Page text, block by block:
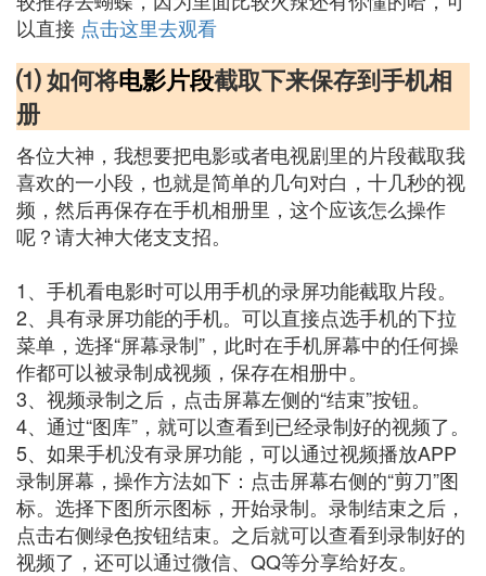
以直接 点击这里去观看
⑴ 如何将电影片段截取下来保存到手机相
册
各位大神，我想要把电影或者电视剧里的片段截取我
喜欢的一小段，也就是简单的几句对白，十几秒的视
频，然后再保存在手机相册里，这个应该怎么操作
呢？请大神大佬支支招。
1、手机看电影时可以用手机的录屏功能截取片段。
2、具有录屏功能的手机。可以直接点选手机的下拉
菜单，选择“屏幕录制”，此时在手机屏幕中的任何操
作都可以被录制成视频，保存在相册中。
3、视频录制之后，点击屏幕左侧的“结束”按钮。
4、通过“图库”，就可以查看到已经录制好的视频了。
5、如果手机没有录屏功能，可以通过视频播放APP
录制屏幕，操作方法如下：点击屏幕右侧的“剪刀”图
标。选择下图所示图标，开始录制。录制结束之后，
点击右侧绿色按钮结束。之后就可以查看到录制好的
视频了，还可以通过微信、QQ等分享给好友。